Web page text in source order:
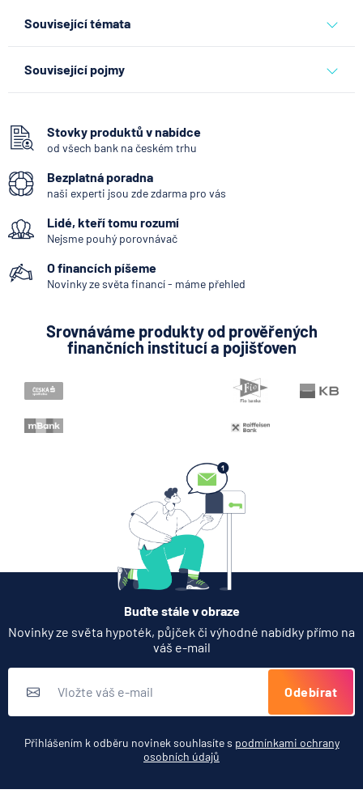
Související témata
Související pojmy
SEPA Platba
Systémově významná banka
Kodex mobility klientů
Zpoždění splátky
Mobilní bankovnictví
Zastoupení zahraniční banky
Konstantní symbol
Variabilní symbol
KYC (Know Your Customer)
Stovky produktů v nabídce
od všech bank na českém trhu
Bezplatná poradna
naši experti jsou zde zdarma pro vás
Lidé, kteří tomu rozumí
Nejsme pouhý porovnávač
O financích píšeme
Novinky ze světa financí - máme přehled
Srovnáváme produkty od prověřených
finančních institucí a pojišťoven
Buďte stále v obraze
Novinky ze světa hypoték, půjček či výhodné nabídky přímo na
váš e-mail
Odebírat
Přihlášením k odběru novinek souhlasíte s podmínkami ochrany
osobních údajů